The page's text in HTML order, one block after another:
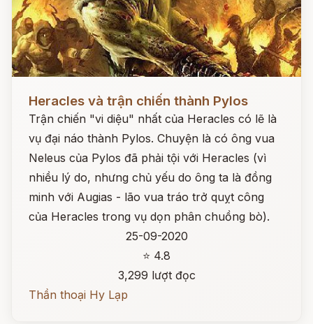
Heracles và trận chiến thành Pylos
Trận chiến "vi diệu" nhất của Heracles có lẽ là
vụ đại náo thành Pylos. Chuyện là có ông vua
Neleus của Pylos đã phải tội với Heracles (vì
nhiều lý do, nhưng chủ yếu do ông ta là đồng
minh với Augias - lão vua tráo trở quỵt công
của Heracles trong vụ dọn phân chuồng bò).
25-09-2020
⭐ 4.8
3,299 lượt đọc
Thần thoại Hy Lạp